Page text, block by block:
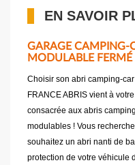
EN SAVOIR
GARAGE CAMPING-
MODULABLE FERMÉ
Choisir son abri camping-
FRANCE ABRIS vient à
consacrée aux abris
modulables ! Vous
souhaitez un abri nanti de
protection de votre véhicule